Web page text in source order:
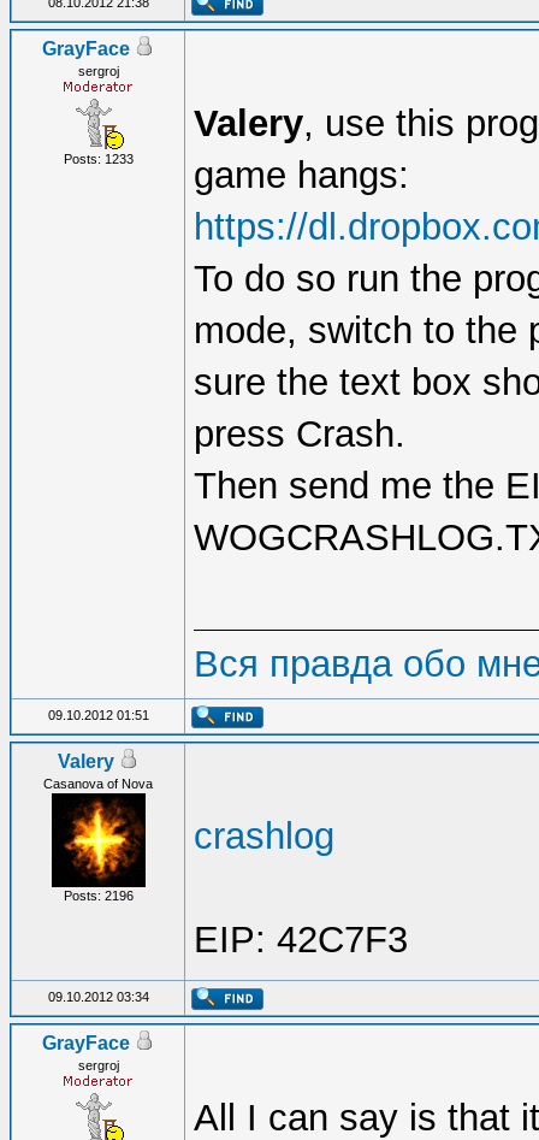
GrayFace
sergroj
Posts: 1233
Valery, use this
game hangs:
https://
To do so run the
mode, switch to the
sure the text box
press Crash.
Then send me the
Вся правда обо
09.10.2012 01:51
Valery
Casanova of Nova
Posts: 2196
crashlog
EIP: 42C7F3
09.10.2012 03:34
GrayFace
sergroj
All I can say is that